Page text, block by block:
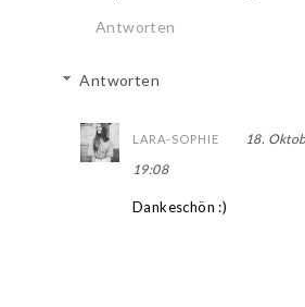
Antworten
Antworten
LARA-SOPHIE
18.
19:08
Dankeschön :)